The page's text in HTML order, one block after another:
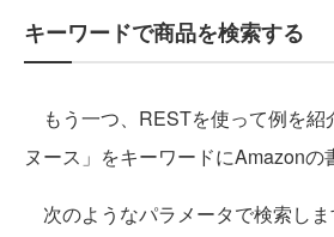
キーワードで商品を検索する
もう一つ、RESTを使って例を紹
ヌース」をキーワードにAmazonの
次のようなパラメータで検索し